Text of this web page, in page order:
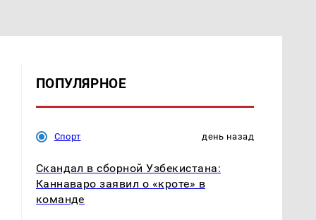
ПОПУЛЯРНОЕ
Спорт день назад
Скандал в сборной Узбекистана:
Каннаваро заявил о «кроте» в
команде